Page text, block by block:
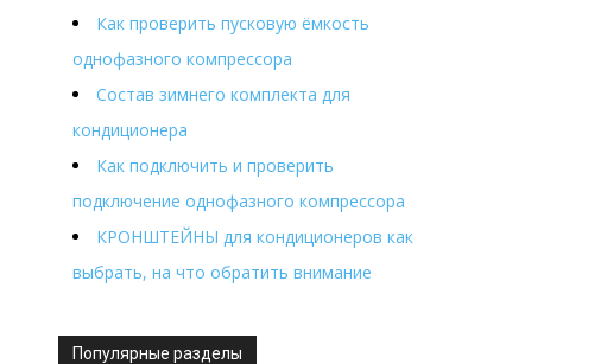
Как проверить пусковую ёмкость
однофазного компрессора
Состав зимнего комплекта для
кондиционера
Как подключить и проверить
подключение однофазного компрессора
КРОНШТЕЙНЫ для кондиционеров как
выбрать, на что обратить внимание
Популярные разделы